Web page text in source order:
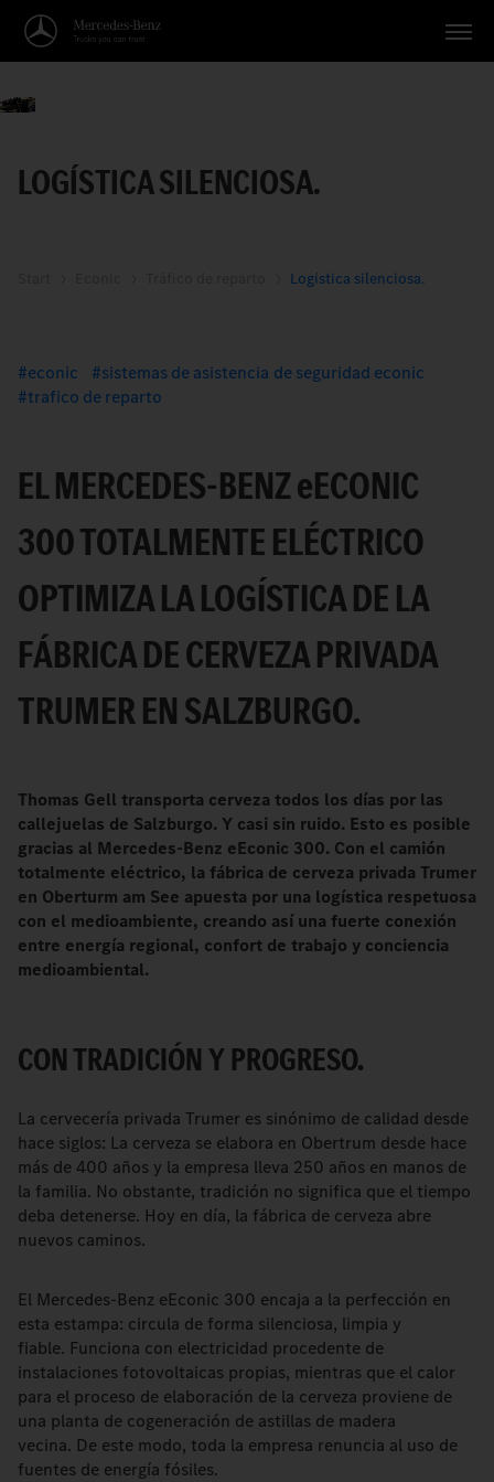
Temas
LOGÍSTICA SILENCIOSA.
Logística silenciosa.
econic
sistemas de asistencia de seguridad econic
trafico de reparto
EL MERCEDES-BENZeECONIC
300 TOTALMENTE ELÉCTRICO
OPTIMIZA LA LOGÍSTICA DE LA
FÁBRICA DE CERVEZA PRIVADA
TRUMER EN SALZBURGO.
Thomas Gell transporta cerveza todos los días por las
callejuelas de Salzburgo. Y casi sin ruido. Esto es posible
gracias al Mercedes-Benz eEconic 300. Con el camión
totalmente eléctrico, la fábrica de cerveza privada Trumer
en Oberturm am See apuesta por una logística respetuosa
con el medioambiente, creando así una fuerte conexión
entre energía regional, confort de trabajo y conciencia
medioambiental.
CON TRADICIÓN Y PROGRESO.
La cervecería privada Trumer es sinónimo de calidad desde
hace siglos: La cerveza se elabora en Obertrum desde hace
más de 400 años y la empresa lleva 250 años en manos de
la familia. No obstante, tradición no significa que el tiempo
deba detenerse. Hoy en día, la fábrica de cerveza abre
nuevos caminos.
El Mercedes-Benz eEconic 300 encaja a la perfección en
esta estampa: circula de forma silenciosa, limpia y
fiable. Funciona con electricidad procedente de
instalaciones fotovoltaicas propias, mientras que el calor
para el proceso de elaboración de la cerveza proviene de
una planta de cogeneración de astillas de madera
vecina. De este modo, toda la empresa renuncia al uso de
fuentes de energía fósiles.